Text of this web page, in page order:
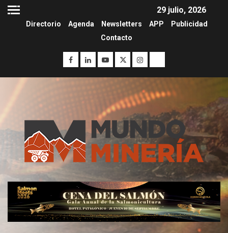
29 julio, 2026
Directorio Agenda Newsletters APP
Publicidad
Contacto